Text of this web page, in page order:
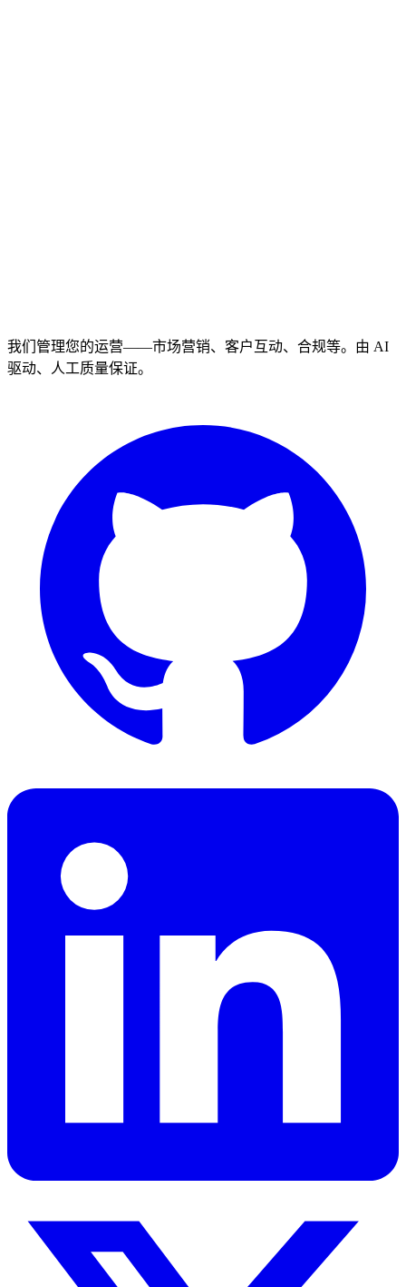
我们管理您的运营——市场营销、客户互动、合规等。由 AI
驱动、人工质量保证。